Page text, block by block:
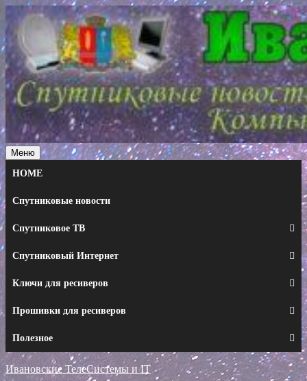
Перейти
к
содержимому
Меню
HOME
Спутниковые новости
Спутниковое ТВ
Спутниковый Интернет
Ключи для ресиверов
Прошивки для ресиверов
Полезное
Ивановские ТелеСистемы и IT